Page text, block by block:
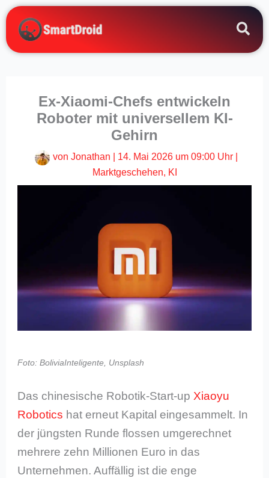
Zum
Inhalt
springen
Ex-Xiaomi-Chefs entwickeln
Roboter mit universellem KI-
Gehirn
von Jonathan 14. Mai 2026 um 09:00 Uhr|
Marktgeschehen, KI
Foto: BoliviaInteligente, Unsplash
Das chinesische Robotik-Start-up Xiaoyu
Robotics hat erneut Kapital eingesammelt. In
der jüngsten Runde flossen umgerechnet
mehrere zehn Millionen Euro in das
Unternehmen. Auffällig ist die enge